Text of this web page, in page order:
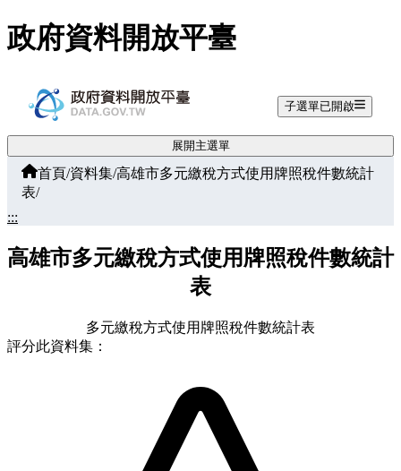
跳至主要內容
政府資料開放平臺
子選單已開啟
展開主選單
首頁/資料集/高雄市多元繳稅方式使用牌照稅件數統計
表/
:::
高雄市多元繳稅方式使用牌照稅件數統計
表
多元繳稅方式使用牌照稅件數統計表
評分此資料集：